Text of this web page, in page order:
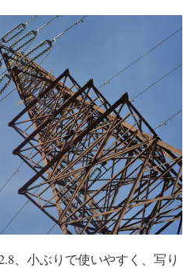
、小ぶりで使いやすく、写り